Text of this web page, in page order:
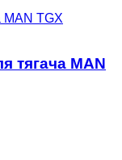
MAN TGX
тягача MAN